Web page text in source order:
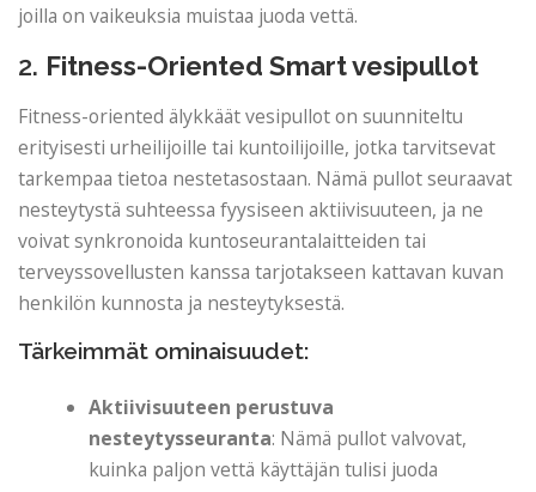
joilla on vaikeuksia muistaa juoda vettä.
2. Fitness-Oriented Smart vesipullot
Fitness-oriented älykkäät vesipullot on suunniteltu
erityisesti urheilijoille tai kuntoilijoille, jotka tarvitsevat
tarkempaa tietoa nestetasostaan. Nämä pullot seuraavat
nesteytystä suhteessa fyysiseen aktiivisuuteen, ja ne
voivat synkronoida kuntoseurantalaitteiden tai
terveyssovellusten kanssa tarjotakseen kattavan kuvan
henkilön kunnosta ja nesteytyksestä.
Tärkeimmät ominaisuudet:
Aktiivisuuteen perustuva
nesteytysseuranta: Nämä pullot valvovat,
kuinka paljon vettä käyttäjän tulisi juoda